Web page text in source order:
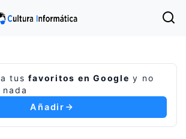
a tusfavoritos en Google y no
Añadir